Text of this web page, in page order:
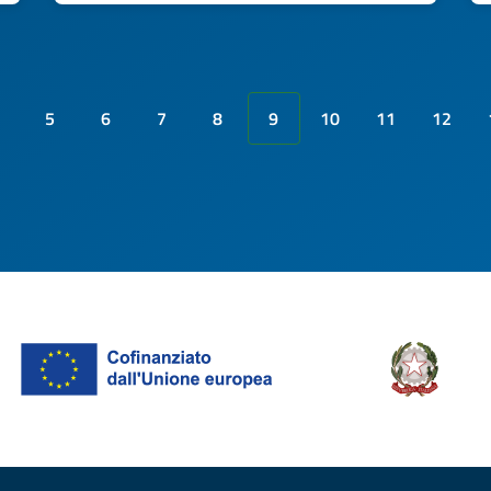
5 6 7 8 9 10 11 12